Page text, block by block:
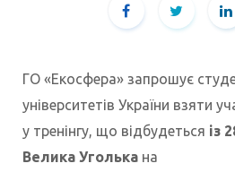
ГО «Екосфера» запрошує
університетів України взяти
у тренінгу, що відбудеться із
Велика Уголька на